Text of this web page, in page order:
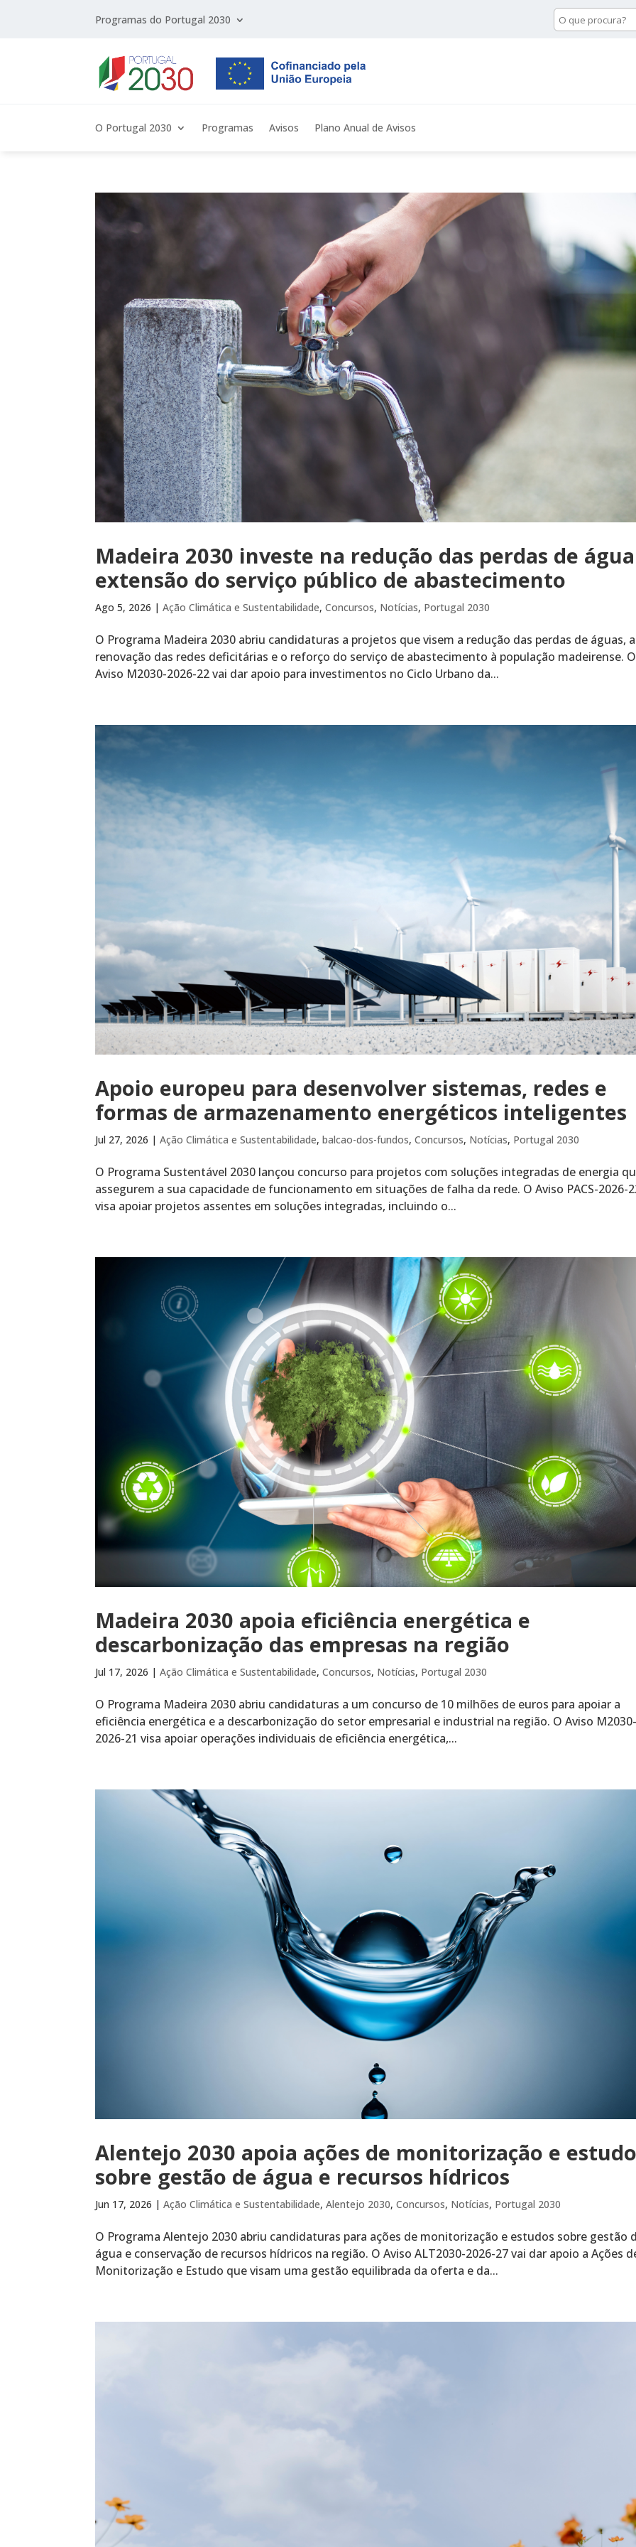
Programas do Portugal 2030
Pesquisa
de
O Portugal 2030 Programas Avisos Plano Anual de Avisos
Madeira 2030 investe na redução das perdas de
extensão do serviço público de abastecimento
Ago 5, 2026 |Ação Climática e Sustentabilidade,Concursos, Notícias, Portugal 2030
O Programa Madeira 2030 abriu candidaturas a projetos que visem a redução das perdas de águas, a
renovação das redes deficitárias e o reforço do serviço de abastecimento à população madeirense. O
Aviso M2030-2026-22 vai dar apoio para investimentos no Ciclo Urbano da...
Apoio europeu para desenvolver sistemas, redes e
formas de armazenamento energéticos inteligentes
Jul 27, 2026 |Ação Climática e Sustentabilidade,balcao-dos-fundos,Concursos, Notícias, Portugal 2030
O Programa Sustentável 2030 lançou concurso para projetos com soluções integradas de energia
assegurem a sua capacidade de funcionamento em situações de falha da rede. O Aviso PACS-2026-
visa apoiar projetos assentes em soluções integradas, incluindo o...
Madeira 2030 apoia eficiência energética e
descarbonização das empresas na região
Jul 17, 2026 |Ação Climática e Sustentabilidade,Concursos, Notícias, Portugal 2030
O Programa Madeira 2030 abriu candidaturas a um concurso de 10 milhões de euros para apoiar a
eficiência energética e a descarbonização do setor empresarial e industrial na região. O Aviso
2026-21 visa apoiar operações individuais de eficiência energética,...
Alentejo 2030 apoia ações de monitorização e
sobre gestão de água e recursos hídricos
Jun 17, 2026 |Ação Climática e Sustentabilidade,Alentejo 2030,Concursos, Notícias, Portugal 2030
O Programa Alentejo 2030 abriu candidaturas para ações de monitorização e estudos sobre gestão
água e conservação de recursos hídricos na região. O Aviso ALT2030-2026-27 vai dar apoio a Ações
Monitorização e Estudo que visam uma gestão equilibrada da oferta e da...